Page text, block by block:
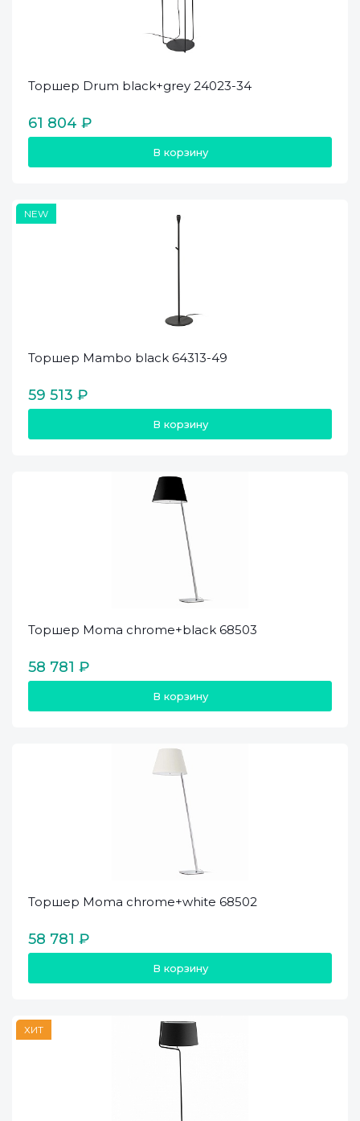
Торшер Drum black+grey 24023-34
61 804 ₽
В корзину
NEW
Торшер Mambo black 64313-49
59 513 ₽
В корзину
Торшер Moma chrome+black 68503
58 781 ₽
В корзину
Торшер Moma chrome+white 68502
58 781 ₽
В корзину
ХИТ